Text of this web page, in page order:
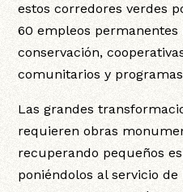
estos corredores verdes
60 empleos
conservación,
comunitarios y
Las grandes
requieren obras
recuperando pequeños
poniéndolos al servicio